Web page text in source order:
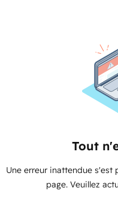
Tout
Une erreur inattendue
page. Veuillez